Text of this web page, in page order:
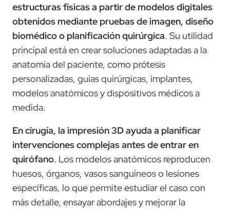
estructuras físicas a partir de modelos digitales
obtenidos mediante pruebas de imagen, diseño
biomédico o planificación quirúrgica. Su utilidad
principal está en crear soluciones adaptadas a la
anatomía del paciente, como prótesis
personalizadas, guías quirúrgicas, implantes,
modelos anatómicos y dispositivos médicos a
medida.
En cirugía, la impresión 3D ayuda a planificar
intervenciones complejas antes de entrar en
quirófano. Los modelos anatómicos reproducen
huesos, órganos, vasos sanguíneos o lesiones
específicas, lo que permite estudiar el caso con
más detalle, ensayar abordajes y mejorar la